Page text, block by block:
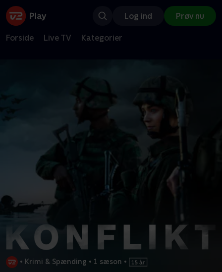
Log ind Prøv nu
Forside Live TV Kategorier
• Krimi & Spænding • 1 sæson •